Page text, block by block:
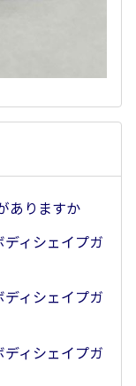
ありますか
ディシェイプガ
ディシェイプガ
ディシェイプガ